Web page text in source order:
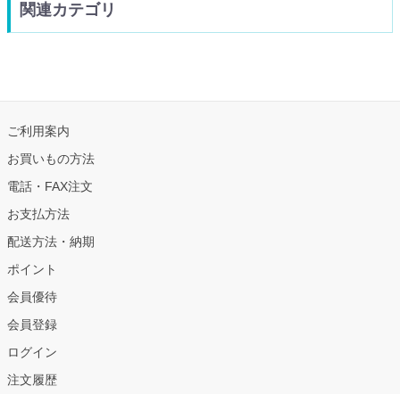
関連カテゴリ
ご利用案内
お買いもの方法
電話・FAX注文
お支払方法
配送方法・納期
ポイント
会員優待
会員登録
ログイン
注文履歴